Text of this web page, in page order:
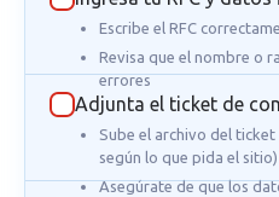
Escribe el RFC
Revisa que el nombre o
errores
Adjunta el ticket de
Sube el archivo del ticket
según lo que pida el sitio)
Asegúrate de que los